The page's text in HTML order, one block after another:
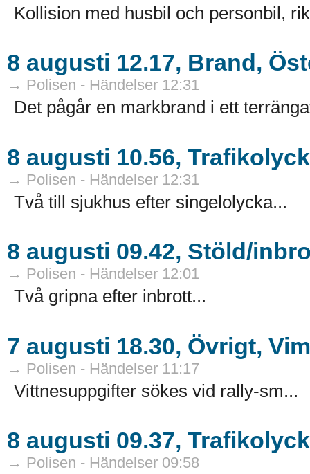
Kollision med husbil och personbil,
8 augusti 12.17, Brand,
→ Polisen - Händelser 12:31
Det pågår en markbrand i ett
8 augusti 10.56,
→ Polisen - Händelser 12:31
Två till sjukhus efter singelolycka...
8 augusti 09.42, Stöld/
→ Polisen - Händelser 12:01
Två gripna efter inbrott...
7 augusti 18.30, Övrigt,
→ Polisen - Händelser 11:17
Vittnesuppgifter sökes vid rally-sm...
8 augusti 09.37,
→ Polisen - Händelser 09:58